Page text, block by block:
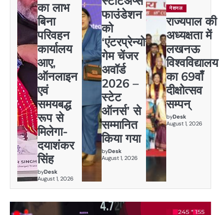
का लाभ
बिना
परिवहन
कार्यालय
आए,
ऑनलाइन
एवं
समयबद्ध
रूप से
मिलेगा-
दयाशंकर
सिंह
byDesk
August 1, 2026
फाउंडेशन
को
‘एंटरप्रेन्योर
गेम चेंजर
अवॉर्ड
2026 –
स्टेट
ऑनर्स’ से
सम्मानित
किया गया
byDesk
August 1, 2026
नेशनल
राज्यपाल की
अध्यक्षता में
लखनऊ
विश्वविद्यालय
का 69वाँ
दीक्षोत्सव
सम्पन्
byDesk
August 1, 2026